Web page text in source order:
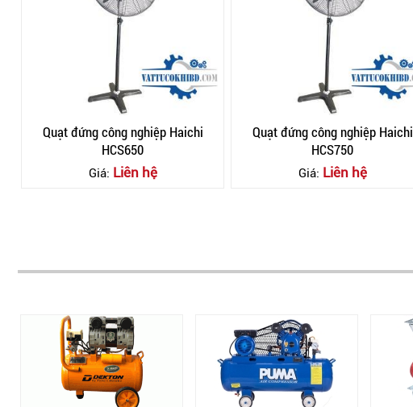
Quạt đứng công nghiệp Haichi
HCS650
Giá: Liên hệ
Quạt đứng công nghiệp Haichi
HCS750
Giá: Liên hệ